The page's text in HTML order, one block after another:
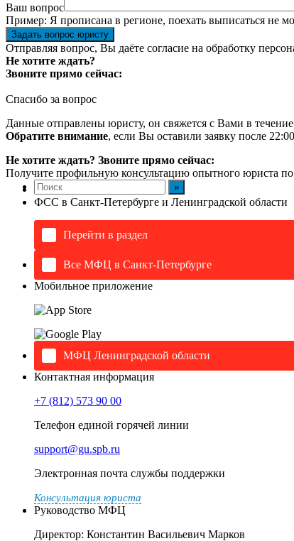
Ваш вопрос
Пример: Я прописана в регионе, поехать выписаться не
Задать вопрос юристу
Отправляя вопрос, Вы даёте согласие на обработку
Не хотите ждать?
Звоните прямо сейчас:
Спасибо за вопрос
Данные отправлены юристу, он свяжется с Вами в
Обратите внимание, если Вы оставили заявку после
Не хотите ждать? Звоните прямо сейчас:
Получите профильную консультацию опытного юриста по
ФСС в Санкт-Петербурге и Ленинградской области
Перейти в раздел
Все МФЦ в Санкт-Петербурге
Мобильное приложение
МФЦ Ленинградской области
Контактная информация
+7 (812) 573 90 00
Телефон единой горячей линии
support@gu.spb.ru
Электронная почта службы поддержки
Консультация юриста
Руководство МФЦ
Директор: Константин Васильевич Марков